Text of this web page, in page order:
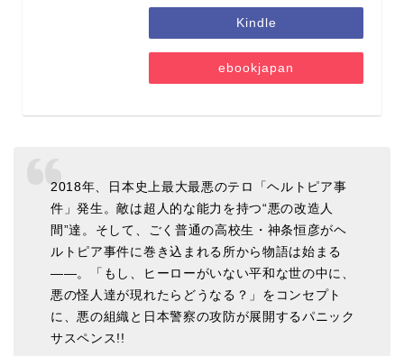
Kindle
ebookjapan
2018年、日本史上最大最悪のテロ「ヘルトピア事
件」発生。敵は超人的な能力を持つ“悪の改造人
間”達。そして、ごく普通の高校生・神条恒彦がヘ
ルトピア事件に巻き込まれる所から物語は始まる
――。「もし、ヒーローがいない平和な世の中に、
悪の怪人達が現れたらどうなる？」をコンセプト
に、悪の組織と日本警察の攻防が展開するパニック
サスペンス!!